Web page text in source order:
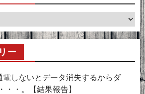
ー
電しないとデータ消失するからダ
・・。【結果報告】